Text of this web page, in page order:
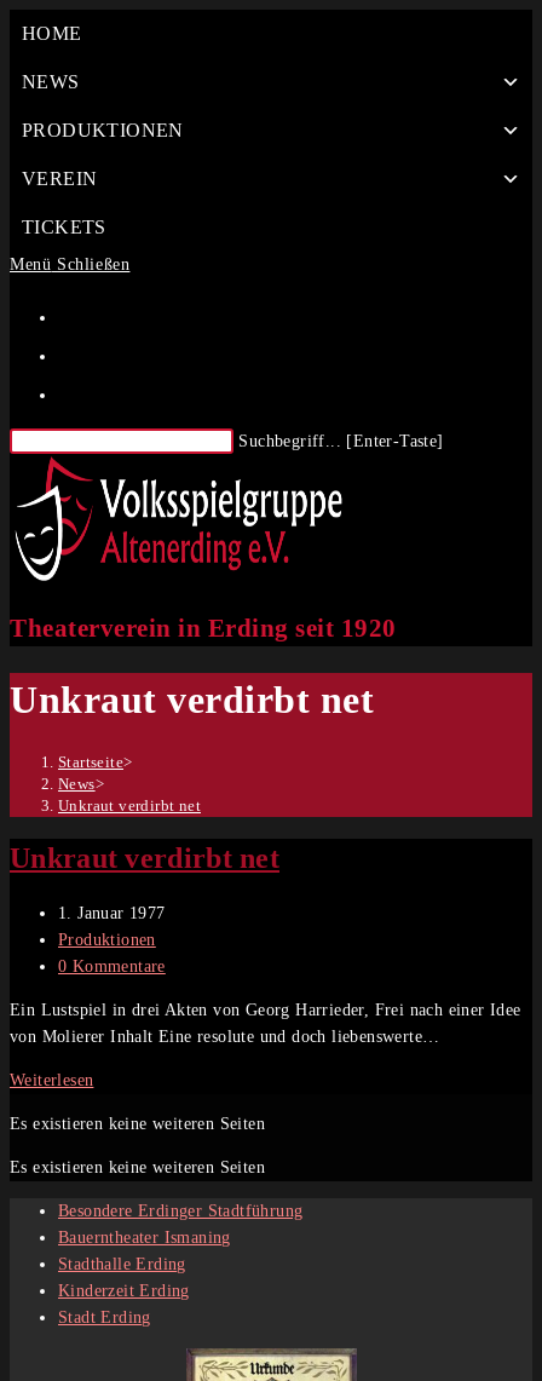
springen
HOME
NEWS
PRODUKTIONEN
VEREIN
TICKETS
Menü Schließen
Website
durchsuchen
Suchbegriff... [Enter-Taste]
Theaterverein in Erding seit 1920
Unkraut verdirbt net
Startseite>
News>
Unkraut verdirbt net
Unkraut verdirbt net
Beitrag
veröffentlicht:
1. Januar 1977
Beitrags-
Kategorie:
Produktionen
Beitrags-
0 Kommentare
Ein Lustspiel in drei Akten von Georg Harrieder, Frei nach einer Idee
von Molierer Inhalt Eine resolute und doch liebenswerte…
Weiterlesen
net
Es existieren keine weiteren Seiten
Es existieren keine weiteren Seiten
Besondere Erdinger Stadtführung
Bauerntheater Ismaning
Stadthalle Erding
Kinderzeit Erding
Stadt Erding